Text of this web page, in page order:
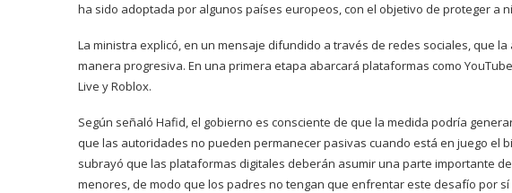
ha sido adoptada por algunos países europeos, con el objetivo de proteger a
La ministra explicó, en un mensaje difundido a través de redes sociales, que
manera progresiva. En una primera etapa abarcará plataformas como
Live y Roblox.
Según señaló Hafid, el gobierno es consciente de que la medida podría
que las autoridades no pueden permanecer pasivas cuando está en juego el
subrayó que las plataformas digitales deberán asumir una parte importante
menores, de modo que los padres no tengan que enfrentar este desafío por sí